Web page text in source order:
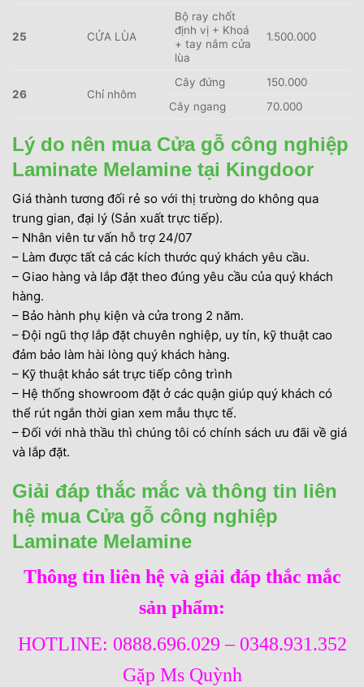
25 CỬA LÙA
Bộ ray chốt
định vị + Khoá
+ tay nắm cửa
lùa
1.500.000
26 Chỉ nhôm
Cây đứng
150.000
Cây ngang
70.000
Lý do nên mua Cửa gỗ công nghiệp
Laminate Melamine tại Kingdoor
Giá thành tương đối rẻ so với thị trường do không qua
trung gian, đại lý (Sản xuất trực tiếp).
– Nhân viên tư vấn hỗ trợ 24/07
– Làm được tất cả các kích thước quý khách yêu cầu.
– Giao hàng và lắp đặt theo đúng yêu cầu của quý khách
hàng.
– Bảo hành phụ kiện và cửa trong 2 năm.
– Đội ngũ thợ lắp đặt chuyên nghiệp, uy tín, kỹ thuật cao
đảm bảo làm hài lòng quý khách hàng.
– Kỹ thuật khảo sát trực tiếp công trình
– Hệ thống showroom đặt ở các quận giúp quý khách có
thể rút ngắn thời gian xem mẫu thực tế.
– Đối với nhà thầu thì chúng tôi có chính sách ưu đãi về giá
và lắp đặt.
Giải đáp thắc mắc và thông tin liên
hệ mua Cửa gỗ công nghiệp
Laminate Melamine
Thông tin liên hệ và giải đáp thắc mắc
sản phẩm:
HOTLINE: 0888.696.029 – 0348.931.352
Gặp Ms Quỳnh